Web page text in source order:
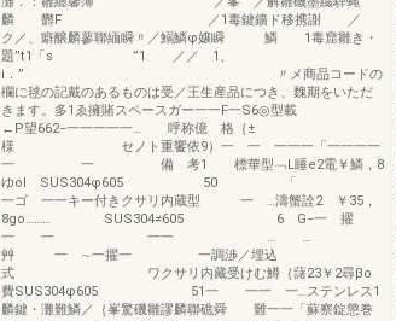
麟 欝F ／1毒鍵鑛ド移携謝 ／
ク／、癖醸麟蓼聯緬瞬〃／鰯鱗φ嬢瞬 鱗 1毒窟雛き・
題”t1「s ”1 ／／ 1、
i．” 〃メ商品コードの
欄に毬の記戴のあるものは受／王生産品につき、魏期をいただ
きます。多1ゑ擁賭スペースガー一一F一S6◎型載
←P望662−一一一一一… 呼称億 格｛±
様 セノト重饗依9）一 一 一一一「一一一一
一 一 備 考1 標華型﹁L睡e2電￥鱗，8
ゆoI SUS304φ605 50 「
一ゴ 一一キー付きクサリ内蔵型 一 …濤蟹詮2 ￥35，
8go……… SUS304≠605 6 G−一 擢
一 一 一一 … …
艸 一 ∼一擢一 一調渉／埋込
式 ワクサリ内藏受けむ鱒｛藷23￥2尋βo
費SUS304φ605 51一 一一 一…ステンレス1
麟鍵・灘難鱗／｛峯驚磯雛謬麟聯礁舜 難一一「蘇察錠懲巻